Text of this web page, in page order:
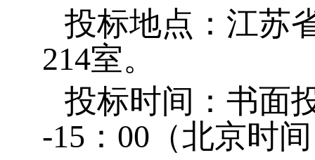
投标地点： 江苏
214室。
投标时间： 书面
-15 ： 00 （北京时